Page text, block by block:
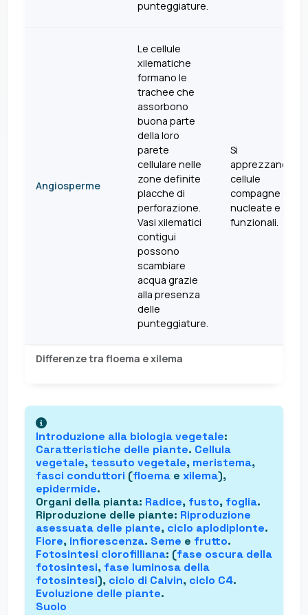
Differenze tra floema e xilema
punteggiature.
Angiosperme
Le cellule
xilematiche
formano le
trachee che
assorbono
buona parte
della loro
parete
cellulare nelle
zone definite
placche di
perforazione.
Vasi xilematici
contigui
possono
scambiare
acqua grazie
alla presenza
delle
punteggiature.
Si
apprezzano
cellule
compagne
nucleate e
funzionali.
Introduzione alla biologia vegetale:
Caratteristiche delle piante. Cellula
vegetale, tessuto vegetale, meristema,
fasci conduttori (floema e xilema),
epidermide.
Organi della pianta: Radice, fusto, foglia.
Riproduzione delle piante: Riproduzione
asessuata delle piante, ciclo aplodiplonte.
Fiore, infiorescenza. Seme e frutto.
Fotosintesi clorofilliana: (fase oscura della
fotosintesi, fase luminosa della
fotosintesi), ciclo di Calvin, ciclo C4.
Evoluzione delle piante.
Suolo